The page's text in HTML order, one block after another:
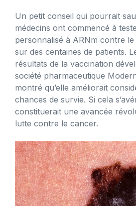
Un petit conseil qui pourrait
médecins ont commencé à
personnalisé à ARNm contre
sur des centaines de patients.
résultats de la vaccination
société pharmaceutique
montré qu’elle améliorait
chances de survie. Si cela
constituerait une avancée
lutte contre le cancer.